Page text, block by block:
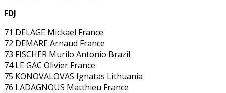
FDJ
71 DELAGE Mickael France
72 DEMARE Arnaud France
73 FISCHER Murilo Antonio Brazil
74 LE GAC Olivier France
75 KONOVALOVAS Ignatas Lithuania
76 LADAGNOUS Matthieu France